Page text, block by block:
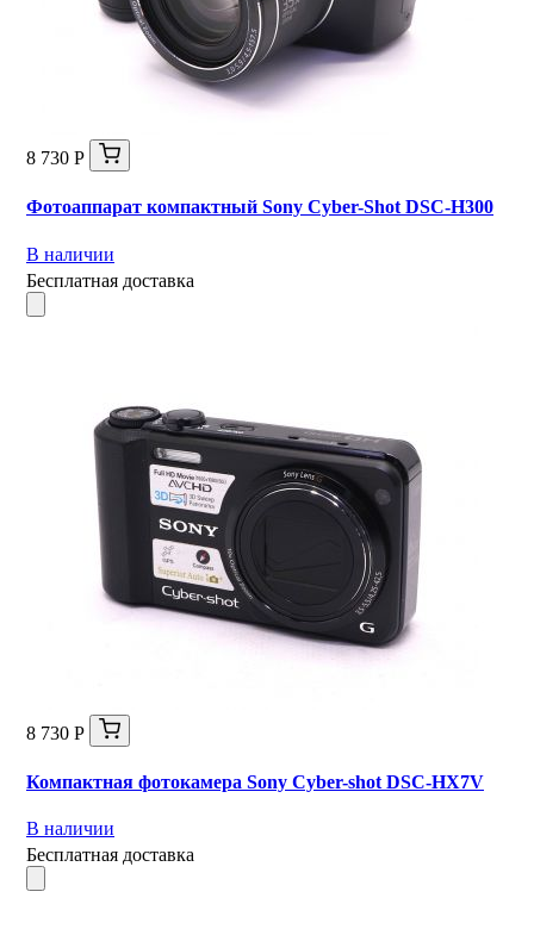
8 730 Р
Фотоаппарат компактный Sony Cyber-Shot DSC-H300
В наличии
Бесплатная доставка
8 730 Р
Компактная фотокамера Sony Cyber-shot DSC-HX7V
В наличии
Бесплатная доставка